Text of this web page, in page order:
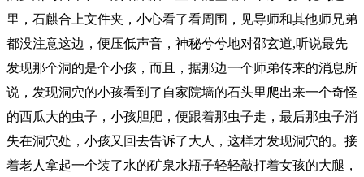
里，石麒合上文件夹，小心看了看周围，见导师和其他师兄弟
都没注意这边，便压低声音，神秘兮兮地对邵玄道,听说最先
发现那个洞的是个小孩，而且，据那边一个师弟传来的消息所
说，发现洞穴的小孩看到了自家院墙的石头里爬出来一个奇怪
的西瓜大的虫子，小孩胆肥，便跟着那虫子走，最后那虫子消
失在洞穴处，小孩又回去告诉了大人，这样才发现洞穴的。接
着老人拿起一个装了水的矿泉水瓶子轻轻敲打着女孩的大腿，